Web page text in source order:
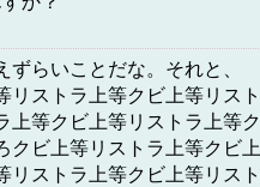
らいことだな。それと、
リストラ上等クビ上等リス
上等クビ上等リストラ上等
クビ上等リストラ上等クビ
リストラ上等クビ上等リス